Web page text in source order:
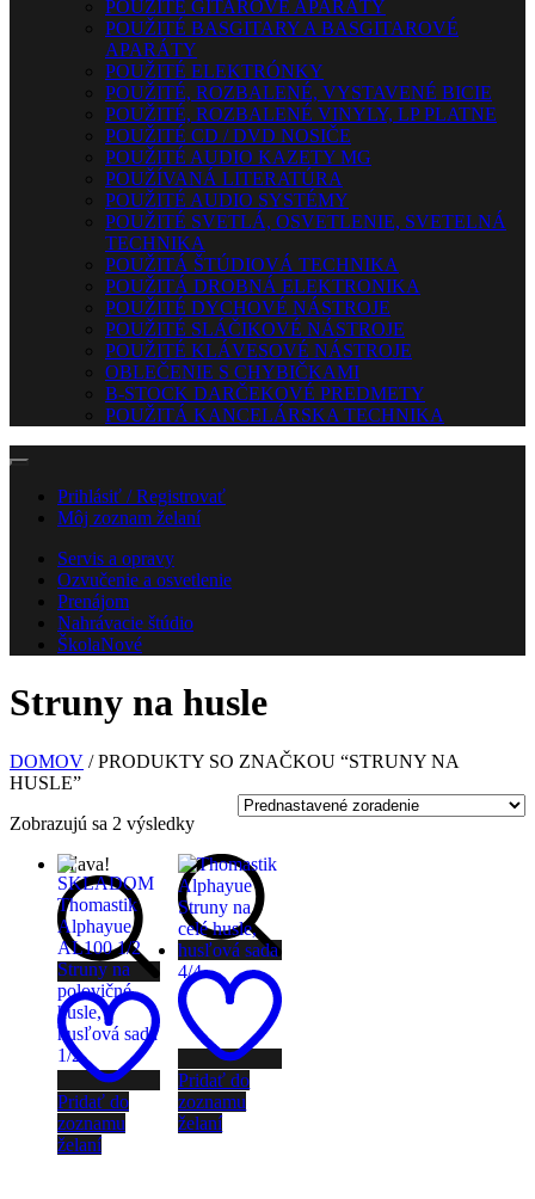
POUŽITÉ GITAROVÉ APARÁTY
POUŽITÉ BASGITARY A BASGITAROVÉ
APARÁTY
POUŽITÉ ELEKTRÓNKY
POUŽITÉ, ROZBALENÉ, VYSTAVENÉ BICIE
POUŽITÉ, ROZBALENÉ VINYLY, LP PLATNE
POUŽITÉ CD / DVD NOSIČE
POUŽITÉ AUDIO KAZETY MG
POUŽÍVANÁ LITERATÚRA
POUŽITÉ AUDIO SYSTÉMY
POUŽITÉ SVETLÁ, OSVETLENIE, SVETELNÁ
TECHNIKA
POUŽITÁ ŠTÚDIOVÁ TECHNIKA
POUŽITÁ DROBNÁ ELEKTRONIKA
POUŽITÉ DYCHOVÉ NÁSTROJE
POUŽITÉ SLÁČIKOVÉ NÁSTROJE
POUŽITÉ KLÁVESOVÉ NÁSTROJE
OBLEČENIE S CHYBIČKAMI
B-STOCK DARČEKOVÉ PREDMETY
POUŽITÁ KANCELÁRSKA TECHNIKA
Prihlásiť / Registrovať
Môj zoznam želaní
Servis a opravy
Ozvučenie a osvetlenie
Prenájom
Nahrávacie štúdio
ŠkolaNové
Struny na husle
DOMOV / PRODUKTY SO ZNAČKOU “STRUNY NA
HUSLE”
Zobrazujú sa 2 výsledky
Zľava!
Pridať do
zoznamu
želaní
Pridať do
zoznamu
želaní